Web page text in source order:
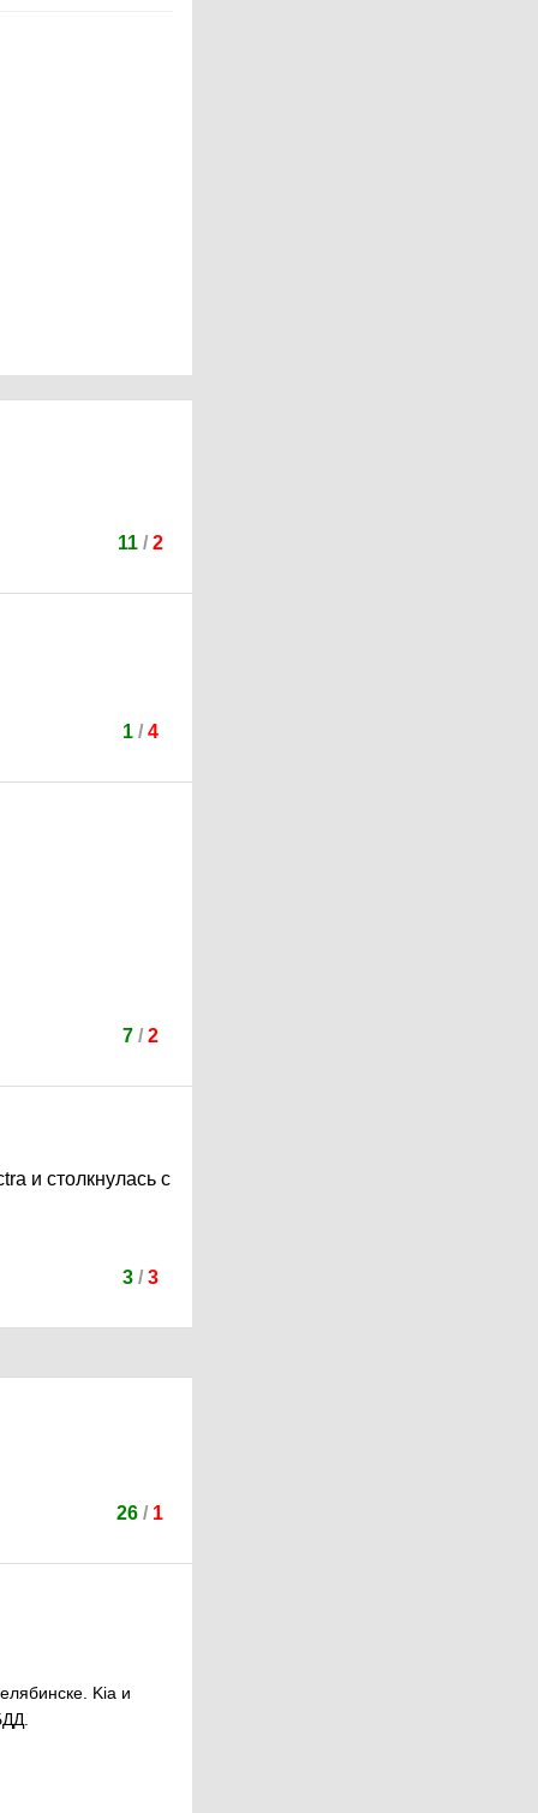
11/ 2
1/ 4
7/ 2
и столкнулась с
3/ 3
26 / 1
Kia и